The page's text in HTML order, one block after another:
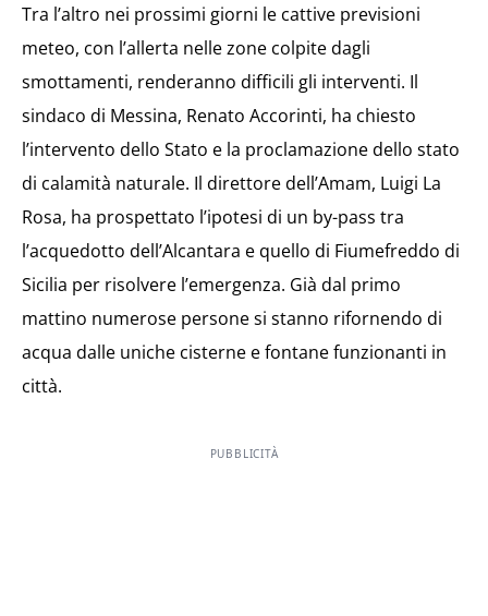
Tra l’altro nei prossimi giorni le cattive previsioni
meteo, con l’allerta nelle zone colpite dagli
smottamenti, renderanno difficili gli interventi. Il
sindaco di Messina, Renato Accorinti, ha chiesto
l’intervento dello Stato e la proclamazione dello stato
di calamità naturale. Il direttore dell’Amam, Luigi La
Rosa, ha prospettato l’ipotesi di un by-pass tra
l’acquedotto dell’Alcantara e quello di Fiumefreddo di
Sicilia per risolvere l’emergenza. Già dal primo
mattino numerose persone si stanno rifornendo di
acqua dalle uniche cisterne e fontane funzionanti in
città.
PUBBLICITÀ